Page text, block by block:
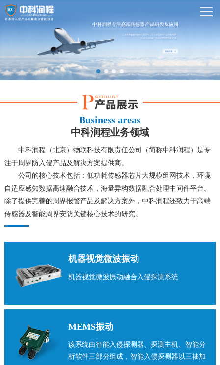
Business areas
中科润程业务领域
中科润程（北京）物联科技有限责任公司（简称中科润程）是专
注于周界防入侵产品及解决方案提供商。
公司的核心技术包括：低功耗传感器芯片大规模组网技术，环境
自适应感知数据高速融合技术，海量异构数据融合处理中间件平台。
除了提供完善的周界报警产品及解决方案外，中科润程还致力于高端
传感器及智能周界安防关键核心技术的研究。
机器视觉微波振动
机器视觉微波振动融合入侵探测系统
MEMS振动
该系统由智能入侵探测器、探测主机、智能分
析软件三部分组成，智能入侵探测器以三轴加